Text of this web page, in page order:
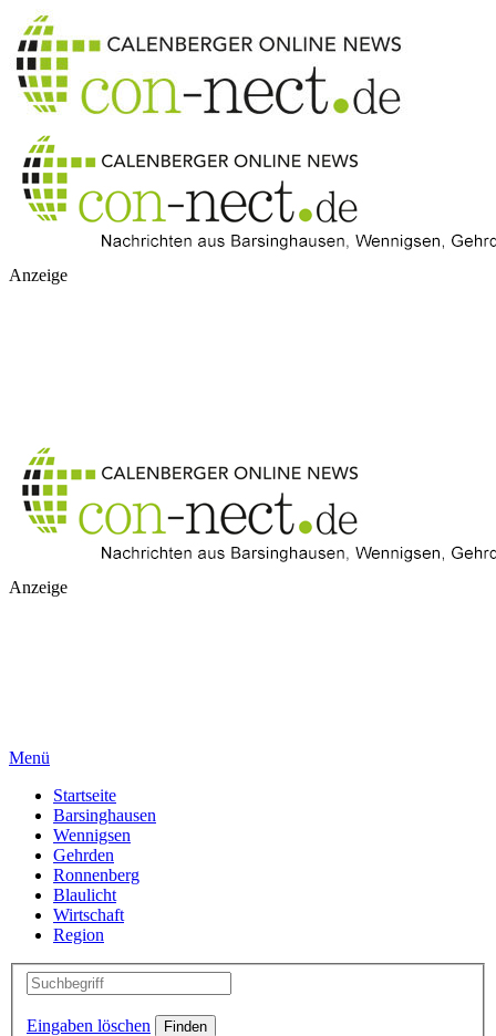
Anzeige
Anzeige
Menü
Startseite
Barsinghausen
Wennigsen
Gehrden
Ronnenberg
Blaulicht
Wirtschaft
Region
Eingaben löschen